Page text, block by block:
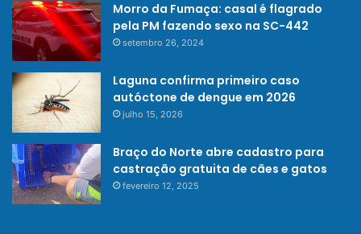
Morro da Fumaça: casal é flagrado
pela PM fazendo sexo na SC-442
setembro 26, 2024
Laguna confirma primeiro caso
autóctone de dengue em 2026
julho 15, 2026
Braço do Norte abre cadastro para
castração gratuita de cães e gatos
fevereiro 12, 2025